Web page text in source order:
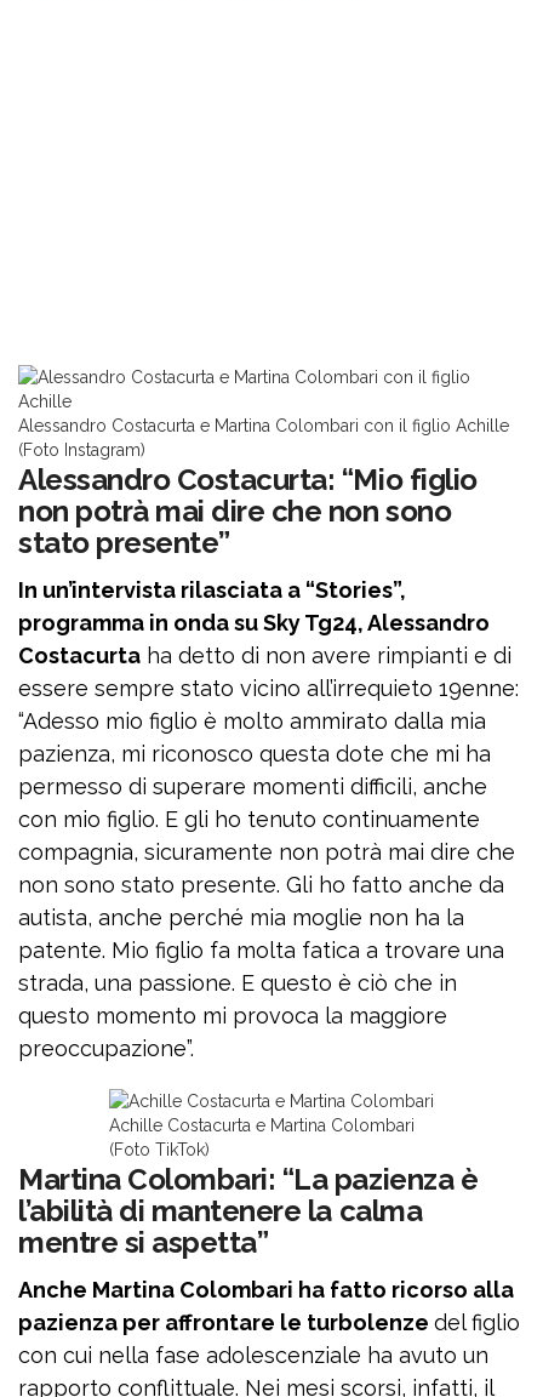
Alessandro Costacurta e Martina Colombari con il figlio Achille
(Foto Instagram)
Alessandro Costacurta: “Mio figlio
non potrà mai dire che non sono
stato presente”
In un’intervista rilasciata a “Stories”,
programma in onda su Sky Tg24, Alessandro
Costacurta ha detto di non avere rimpianti e di
essere sempre stato vicino all’irrequieto 19enne:
“Adesso mio figlio è molto ammirato dalla mia
pazienza, mi riconosco questa dote che mi ha
permesso di superare momenti difficili, anche
con mio figlio. E gli ho tenuto continuamente
compagnia, sicuramente non potrà mai dire che
non sono stato presente. Gli ho fatto anche da
autista, anche perché mia moglie non ha la
patente. Mio figlio fa molta fatica a trovare una
strada, una passione. E questo è ciò che in
questo momento mi provoca la maggiore
preoccupazione”.
Achille Costacurta e Martina Colombari
(Foto TikTok)
Martina Colombari: “La pazienza è
l’abilità di mantenere la calma
mentre si aspetta”
Anche Martina Colombari ha fatto ricorso alla
pazienza per affrontare le turbolenze del figlio
con cui nella fase adolescenziale ha avuto un
rapporto conflittuale. Nei mesi scorsi, infatti, il